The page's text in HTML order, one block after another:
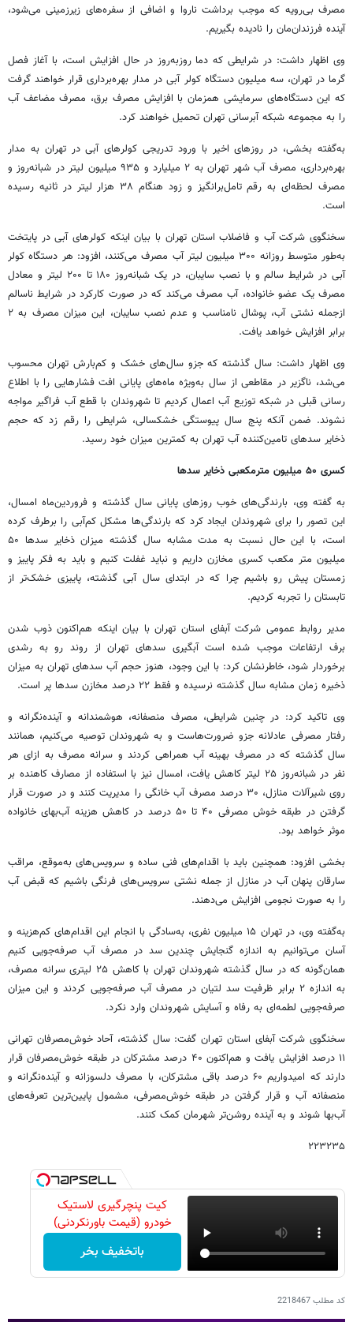
مصرف بی‌رویه که موجب برداشت ناروا و اضافی از سفره‌های زیرزمینی می‌شود،
آینده فرزندان‌مان را نادیده بگیریم.
وی اظهار داشت: در شرایطی که دما روزبه‌روز در حال افزایش است، با آغاز فصل
گرما در تهران، سه میلیون دستگاه کولر آبی در مدار بهره‌برداری قرار خواهند گرفت
که این دستگاه‌های سرمایشی همزمان با افزایش مصرف برق، مصرف مضاعف آب
را به مجموعه شبکه آبرسانی تهران تحمیل خواهند کرد.
به‌گفته بخشی، در روزهای اخیر با ورود تدریجی کولرهای آبی در تهران به مدار
بهره‌برداری، مصرف آب شهر تهران به ۲ میلیارد و ۹۳۵ میلیون لیتر در شبانه‌روز و
مصرف لحظه‌ای به رقم تامل‌برانگیز و زود هنگام ۳۸ هزار لیتر در ثانیه رسیده
است.
سخنگوی شرکت آب و فاضلاب استان تهران با بیان اینکه کولرهای آبی در پایتخت
به‌طور متوسط روزانه ۳۰۰ ‌میلیون لیتر آب مصرف می‌کنند، افزود: هر دستگاه کولر
آبی در شرایط سالم و با نصب سایبان، در یک شبانه‌روز ۱۸۰ تا ۲۰۰ لیتر و معادل
مصرف یک عضو خانواده، آب مصرف می‌کند که در صورت کارکرد در شرایط ناسالم
ازجمله نشتی آب، پوشال نامناسب و عدم نصب سایبان، این میزان مصرف به ۲
برابر افزایش خواهد یافت.
وی اظهار داشت: سال گذشته که جزو سال‌های خشک و کم‌بارش تهران محسوب
می‌شد، ناگزیر در مقاطعی از سال به‌ویژه ماه‌های پایانی افت فشارهایی را با اطلاع
رسانی قبلی در شبکه توزیع آب اعمال کردیم تا شهروندان با قطع آب فراگیر مواجه
نشوند. ضمن آنکه پنج سال پیوستگی خشکسالی، شرایطی را رقم زد که حجم
ذخایر سدهای تامین‌کننده آب تهران به کمترین میزان خود رسید.
کسری ۵۰ میلیون مترمکعبی ذخایر سدها
به گفته وی، بارندگی‌های خوب روزهای پایانی سال گذشته و فروردین‌ماه امسال،
این تصور را برای شهروندان ایجاد کرد که بارندگی‌ها مشکل کم‌آبی را برطرف کرده
است، با این حال نسبت به مدت مشابه سال گذشته میزان ذخایر سدها ۵۰
میلیون متر مکعب کسری مخازن داریم و نباید غفلت کنیم و باید به فکر پاییز و
زمستان پیش رو باشیم چرا که در ابتدای سال آبی گذشته، پاییزی خشک‌تر از
تابستان را تجربه کردیم.
مدیر روابط عمومی شرکت آبفای استان تهران با بیان اینکه هم‌اکنون ذوب شدن
برف ارتفاعات موجب شده است آبگیری سدهای تهران از روند رو به رشدی
برخوردار شود، خاطرنشان کرد: با این وجود، هنوز حجم آب سدهای تهران به میزان
ذخیره زمان مشابه سال گذشته نرسیده و فقط ۲۲ درصد مخازن سدها پر است.
وی تاکید کرد: در چنین شرایطی، مصرف منصفانه، هوشمندانه و آینده‌نگرانه و
رفتار مصرفی عادلانه جزو ضرورت‌هاست و به شهروندان توصیه می‌کنیم، همانند
سال گذشته که در مصرف بهینه آب همراهی کردند و سرانه مصرف به ازای هر
نفر در شبانه‌روز ۲۵ لیتر کاهش یافت، امسال نیز با استفاده از مصارف کاهنده بر
روی شیرآلات منازل، ۳۰ درصد مصرف آب خانگی را مدیریت کنند و در صورت قرار
گرفتن در طبقه خوش مصرفی ۴۰ تا ۵۰ درصد در کاهش هزینه آب‌بهای خانواده
موثر خواهد بود.
بخشی افزود: همچنین باید با اقدام‌های فنی ساده و سرویس‌های به‌موقع، مراقب
سارقان پنهان آب در منازل از جمله نشتی سرویس‌های فرنگی باشیم که قبض آب
را به صورت نجومی افزایش می‌دهند.
به‌گفته وی، در تهران ۱۵ میلیون نفری، به‌سادگی با انجام این اقدام‌های کم‌هزینه و
آسان می‌توانیم به اندازه گنجایش چندین سد در مصرف آب صرفه‌جویی کنیم
همان‌گونه که در سال گذشته شهروندان تهران با کاهش ۲۵ لیتری سرانه مصرف،
به اندازه ۲ برابر ظرفیت سد لتیان در مصرف آب صرفه‌جویی کردند و این میزان
صرفه‌جویی لطمه‌ای به رفاه و آسایش شهروندان وارد نکرد.
سخنگوی شرکت آبفای استان تهران گفت: سال گذشته، آحاد خوش‌مصرفان تهرانی
۱۱ درصد افزایش یافت و هم‌اکنون ۴۰ درصد مشترکان در طبقه خوش‌مصرفان قرار
دارند که امیدواریم ۶۰ درصد باقی مشترکان، با مصرف دلسوزانه و آینده‌نگرانه و
منصفانه آب و قرار گرفتن در طبقه خوش‌مصرفی، مشمول پایین‌ترین تعرفه‌های
آب‌بها شوند و به آینده روشن‌تر شهرمان کمک کنند.
۲۲۳۲۳۵
کیت پنچرگیری لاستیک
خودرو (قیمت باورنکردنی)
باتخفیف بخر
کد مطلب2218467